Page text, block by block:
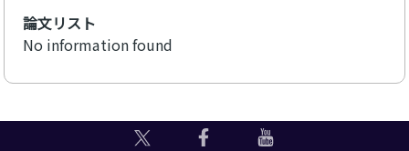
論文リスト
No information found